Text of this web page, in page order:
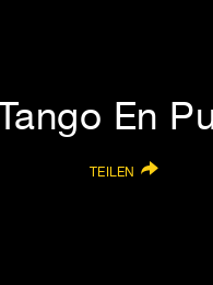
Tango En
TEILEN